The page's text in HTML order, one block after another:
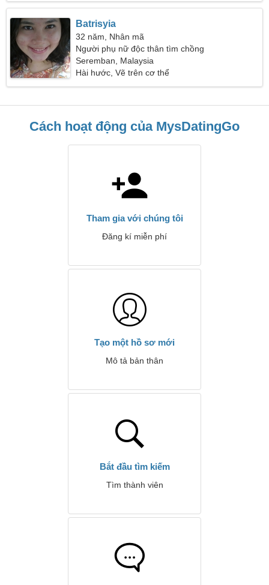
Batrisyia
32 năm, Nhân mã
Người phụ nữ độc thân tìm chồng
Seremban, Malaysia
Hài hước, Vẽ trên cơ thể
Cách hoạt động của MysDatingGo
Tham gia với chúng tôi
Đăng kí miễn phí
Tạo một hồ sơ mới
Mô tả bản thân
Bắt đầu tìm kiếm
Tìm thành viên